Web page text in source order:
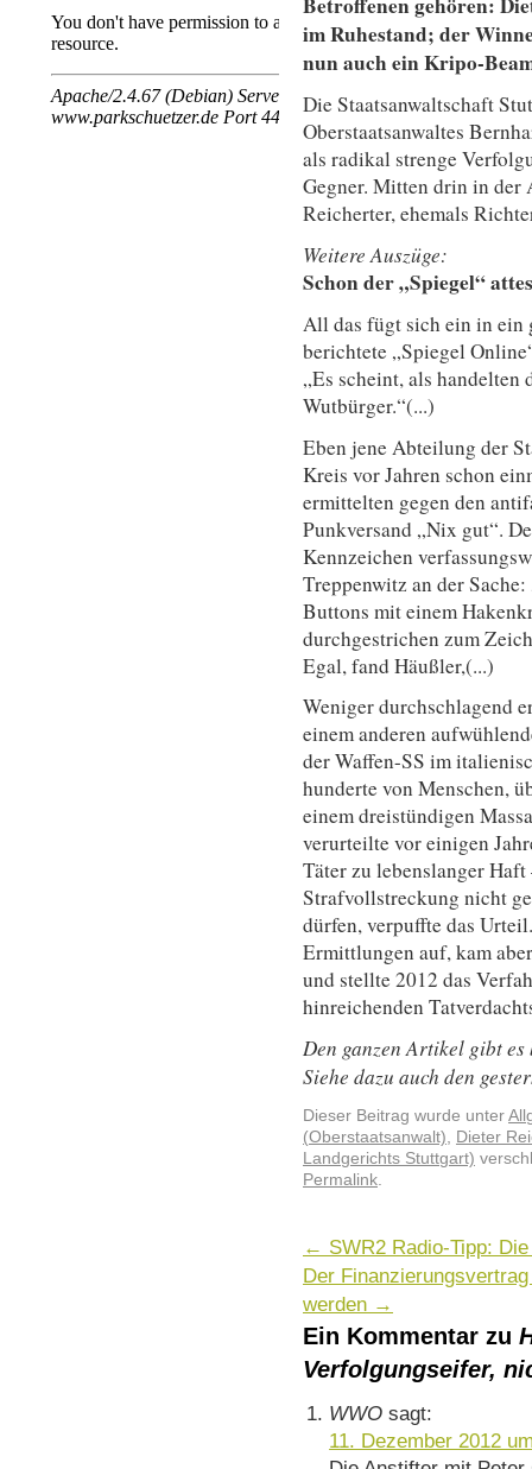
im Ruhestand; der
nun auch ein Kripo-
Die Staatsanwaltschaft
Oberstaatsanwaltes
als radikal strenge
Gegner. Mitten drin in der
Reicherter, ehemals
Weitere Auszüge:
Schon der „Spiegel“
All das fügt sich ein in ein
berichtete „Spiegel
„Es scheint, als handelten
Wutbürger.“(...)
Eben jene Abteilung der
Kreis vor Jahren schon
ermittelten gegen den
Punkversand „Nix gut“.
Kennzeichen
Treppenwitz an der
Buttons mit einem
durchgestrichen zum
Egal, fand Häußler,(...)
Weniger durchschlagend
einem anderen
der Waffen-SS im
hunderte von Menschen,
einem dreistündigen
verurteilte vor einigen
Täter zu lebenslanger
Strafvollstreckung nicht
dürfen, verpuffte das
Ermittlungen auf, kam
und stellte 2012 das
hinreichenden
Den ganzen Artikel gibt
Siehe dazu auch den
Dieser Beitrag wurde unter
(Oberstaatsanwalt)
Dieter
Landgerichts Stuttgart)
Permalink
← SWR2 Radio-Tipp:
Der
werden →
Ein Kommentar zu
Verfolgungseifer,
WWO sagt:
11. Dezember 2012